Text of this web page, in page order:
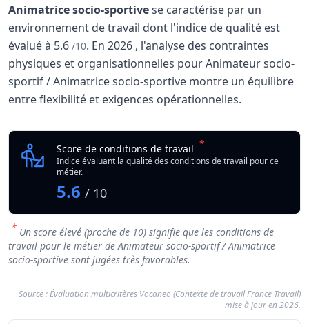
Animatrice socio-sportivese caractérise par un
environnement de travail dont l'indice de qualité est
évalué à 5.6 /10. En 2026 , l'analyse des contraintes
physiques et organisationnelles pour Animateur socio-
sportif / Animatrice socio-sportive montre un équilibre
entre flexibilité et exigences opérationnelles.
Analyse des conditions de travail : Animateur
Qualité globale de l'environnement Animateur socio-
Score de conditions de travail *
Indice évaluant la qualité des conditions de travail pour ce
métier.
5.6 / 10
* Un score élevé (proche de 10) signifie que les conditions de
travail pour le métier de Animateur socio-sportif / Animatrice
socio-sportive sont jugées très favorables.
Source : Évaluation multicritères Vocaneo (Contexte de travail France Travail)
mise à jour en 2026.